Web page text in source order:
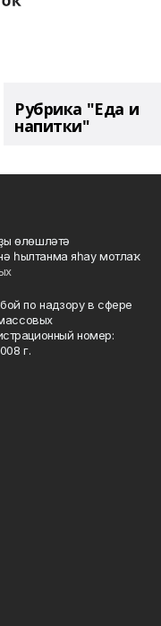
Рубрика "Еда и
напитки"
өлөшләтә
һылтанма яһау мотлаҡ.
по надзору в сфере
номер:
г.